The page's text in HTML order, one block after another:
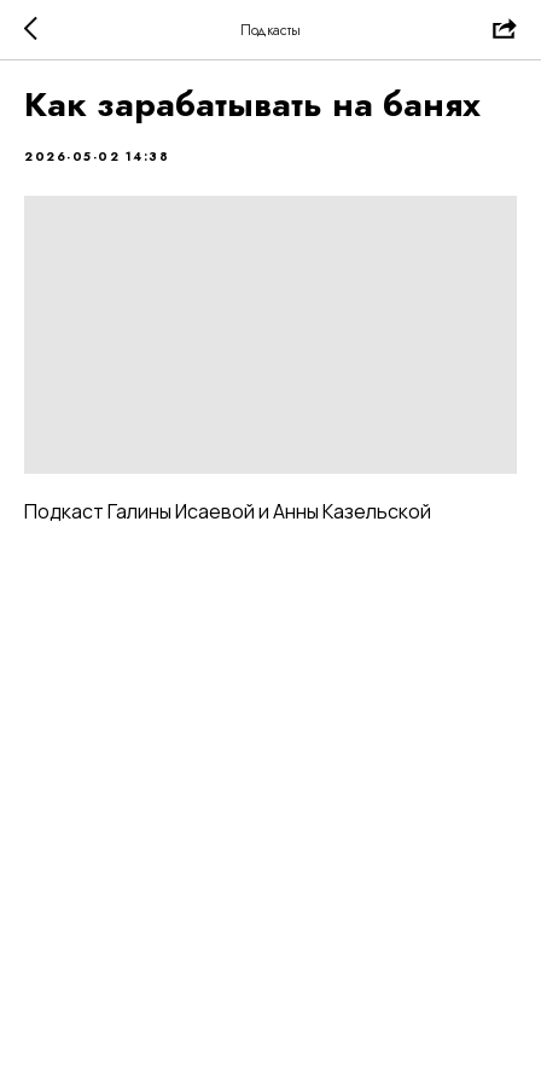
Подкасты
Как зарабатывать на банях
2026-05-02 14:38
Подкаст Галины Исаевой и Анны Казельской